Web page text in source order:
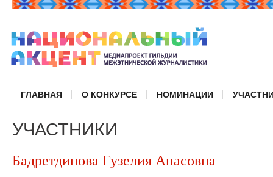
ГЛАВНАЯ О КОНКУРСЕ НОМИНАЦИИ
УЧАСТНИКИ
Бадретдинова Гузелия Анасовна